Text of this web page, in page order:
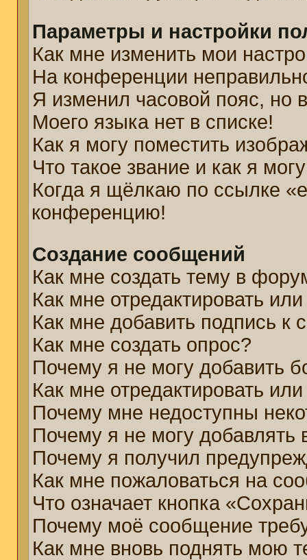
Параметры и настройки
Как мне изменить мои
На конференции
Я изменил часовой пояс, но
Моего языка нет в списке!
Как я могу поместить
Что такое звание и как я
Когда я щёлкаю по ссылке
конференцию!
Создание сообщений
Как мне создать тему в
Как мне отредактировать
Как мне добавить подпись
Как мне создать опрос?
Почему я не могу добавить
Как мне отредактировать
Почему мне недоступны
Почему я не могу добавлять
Почему я получил
Как мне пожаловаться на
Что означает кнопка
Почему моё сообщение
Как мне вновь поднять мою